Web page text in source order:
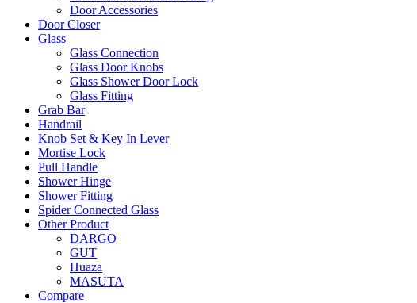
Door Accessories
Door Closer
Glass
Glass Connection
Glass Door Knobs
Glass Shower Door Lock
Glass Fitting
Grab Bar
Handrail
Knob Set & Key In Lever
Mortise Lock
Pull Handle
Shower Hinge
Shower Fitting
Spider Connected Glass
Other Product
DARGO
GUT
Huaza
MASUTA
Compare